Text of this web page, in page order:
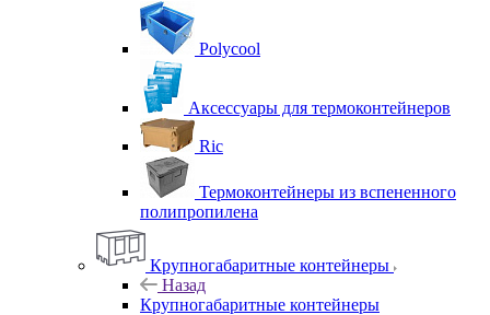
Polycool
Аксессуары для термоконтейнеров
Ric
Термоконтейнеры из вспененного
полипропилена
Крупногабаритные контейнеры
Назад
Крупногабаритные контейнеры